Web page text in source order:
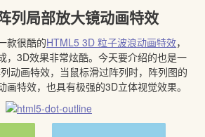
列局部放大镜动画特效
款很酷的HTML5 3D 粒子波浪动画特效，
，3D效果非常炫酷。今天要介绍的也是一
动画特效，当鼠标滑过阵列时，阵列图的
画特效，也具有极强的3D立体视觉效果。